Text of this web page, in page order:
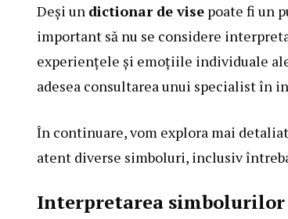
Deși un dictionar de vise poate fi un
important să nu se considere
experiențele și emoțiile individuale
adesea consultarea unui specialist în
În continuare, vom explora mai
atent diverse simboluri, inclusiv
Interpretarea